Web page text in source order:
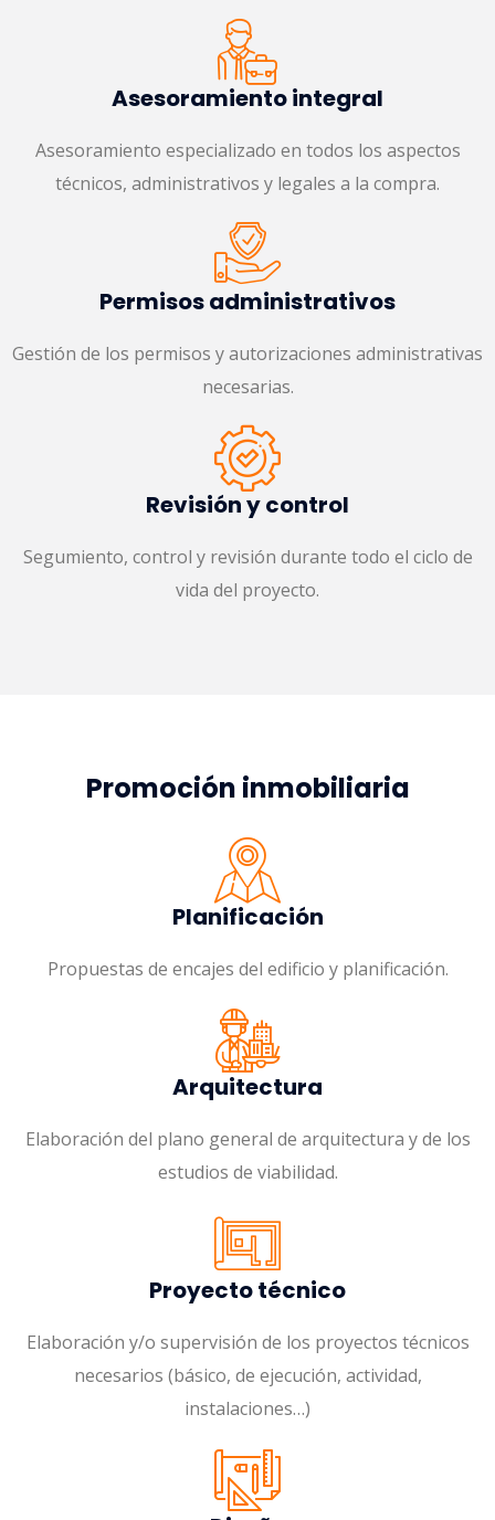
Asesoramiento integral
Asesoramiento especializado en todos los aspectos
técnicos, administrativos y legales a la compra.
Permisos administrativos
Gestión de los permisos y autorizaciones administrativas
necesarias.
Revisión y control
Segumiento, control y revisión durante todo el ciclo de
vida del proyecto.
Promoción inmobiliaria
Planificación
Propuestas de encajes del edificio y planificación.
Arquitectura
Elaboración del plano general de arquitectura y de los
estudios de viabilidad.
Proyecto técnico
Elaboración y/o supervisión de los proyectos técnicos
necesarios (básico, de ejecución, actividad,
instalaciones…)